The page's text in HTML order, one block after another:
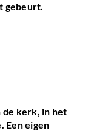
gebeurt.
de kerk, in het
Een eigen